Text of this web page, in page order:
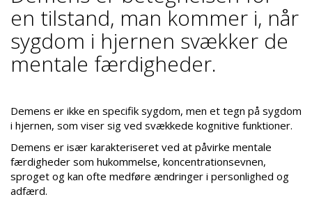
en tilstand, man kommer i, når
sygdom i hjernen svækker de
mentale færdigheder.
Demens er ikke en specifik sygdom, men et tegn på sygdom
i hjernen, som viser sig ved svækkede kognitive funktioner.
Demens er især karakteriseret ved at påvirke mentale
færdigheder som hukommelse, koncentrationsevnen,
sproget og kan ofte medføre ændringer i personlighed og
adfærd.